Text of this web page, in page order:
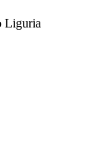
Liguria